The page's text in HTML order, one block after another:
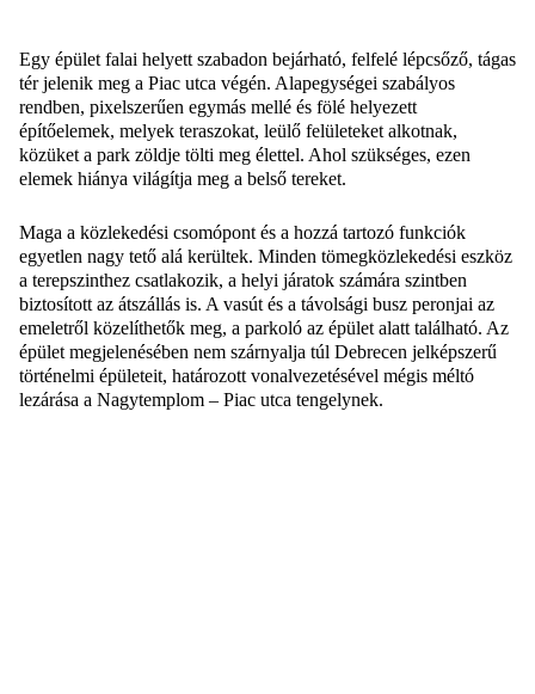
Egy épület falai helyett szabadon bejárható, felfelé lépcsőző, tágas
tér jelenik meg a Piac utca végén. Alapegységei szabályos
rendben, pixelszerűen egymás mellé és fölé helyezett
építőelemek, melyek teraszokat, leülő felületeket alkotnak,
közüket a park zöldje tölti meg élettel. Ahol szükséges, ezen
elemek hiánya világítja meg a belső tereket.
Maga a közlekedési csomópont és a hozzá tartozó funkciók
egyetlen nagy tető alá kerültek. Minden tömegközlekedési eszköz
a terepszinthez csatlakozik, a helyi járatok számára szintben
biztosított az átszállás is. A vasút és a távolsági busz peronjai az
emeletről közelíthetők meg, a parkoló az épület alatt található. Az
épület megjelenésében nem szárnyalja túl Debrecen jelképszerű
történelmi épületeit, határozott vonalvezetésével mégis méltó
lezárása a Nagytemplom – Piac utca tengelynek.